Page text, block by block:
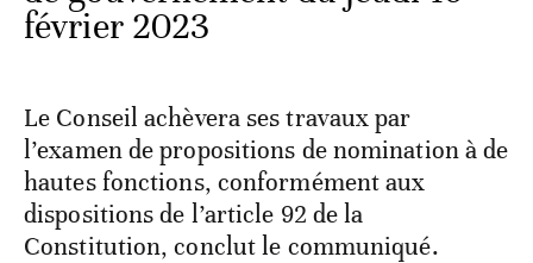
février 2023
Le Conseil achèvera ses travaux par
l’examen de propositions de nomination à de
hautes fonctions, conformément aux
dispositions de l’article 92 de la
Constitution, conclut le communiqué.